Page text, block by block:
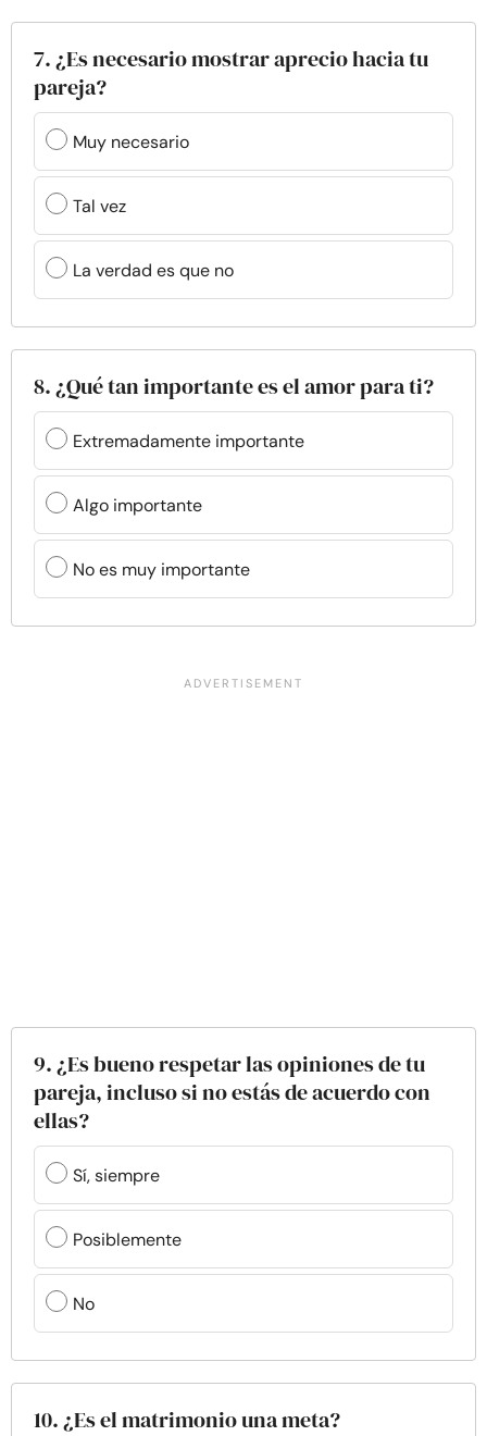
7. ¿Es necesario mostrar aprecio hacia tu
pareja?
Muy necesario
Tal vez
La verdad es que no
8. ¿Qué tan importante es el amor para ti?
Extremadamente importante
Algo importante
No es muy importante
9. ¿Es bueno respetar las opiniones de tu
pareja, incluso si no estás de acuerdo con
ellas?
Sí, siempre
Posiblemente
No
10. ¿Es el matrimonio una meta?